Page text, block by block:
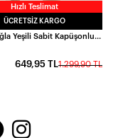
Hızlı Teslimat
ÜCRETSIZ KARGO
Kadın Çağla Yeşili Sabit Kapüşonlu Astarlı Uzun Şişme Yelek HZL22W-BD151401
1.299,90 TL
649,95 TL